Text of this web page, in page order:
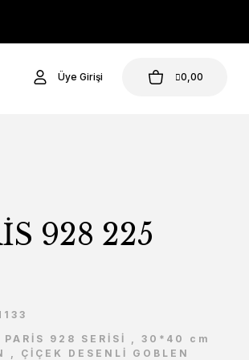
Üye Girişi 0,00
928 225
PARİS 928 SERİSİ , 30*40 cm
, ÇİÇEK DESENLİ GOBLEN